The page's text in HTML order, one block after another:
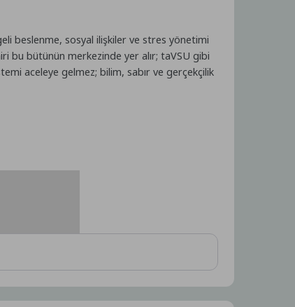
beslenme, sosyal ilişkiler ve stres yönetimi
bu bütünün merkezinde yer alır; taVSU gibi
aceleye gelmez; bilim, sabır ve gerçekçilik